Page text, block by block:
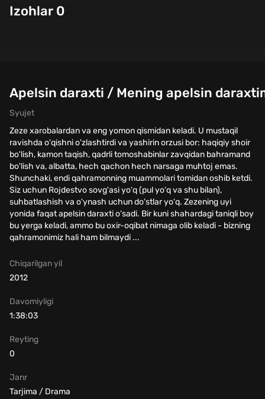
Izohlar 0
Apelsin daraxti / Mening apelsin
Syujet
Zeze xarobalardan va eng yomon qismidan keladi. U mustaqil
ravishda o'qishni o'zlashtirdi va yashirin orzusi bor: haqiqiy shoir
bo'lish, kamon taqish, qadrli tomoshabinlar zavqidan bahramand
bo'lish va, albatta, hech qachon hech narsaga muhtoj emas.
Shunchaki, endi qahramonning muammolari tomidan oshib ketdi.
Siz uchun Rojdestvo sovg'asi yo'q (pul yo'q va shu bilan),
suhbatlashish va o'ynash uchun do'stlar yo'q. Zezening uyi
yonida faqat apelsin daraxti o‘sadi. Bir kuni shahardagi taniqli boy
bu yerga keladi, ammo bu oxir-oqibat nimaga olib keladi - bizning
qahramonimiz hali ham bilmaydi ...
Chiqarilgan yil
2012
Janr
Tarjima / Drama
Davomiyligi
1:38:03
Reyting
0